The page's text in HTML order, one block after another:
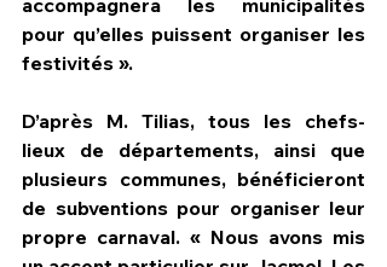
accompagnera les municipalités
pour qu’elles puissent organiser les
festivités ».
D’après M. Tilias, tous les chefs-
lieux de départements, ainsi que
plusieurs communes, bénéficieront
de subventions pour organiser leur
propre carnaval. « Nous avons mis